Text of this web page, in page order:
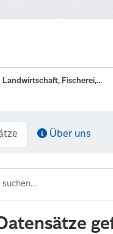
Landwirtschaft, Fischerei,...
Über uns